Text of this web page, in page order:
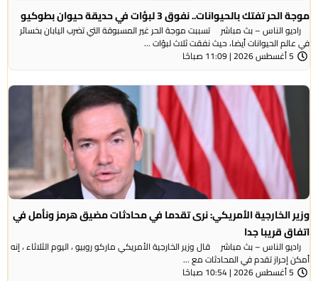
موجة الحر تفتك بالحيوانات.. نفوق 3 لبؤات في حديقة حيوان بطوكيو
راديو الناس – بث مباشر تسببت موجة الحر غير المسبوقة التي تضرب اليابان بخسائر
في عالم الحيوانات أيضا، حيث نفقت ثلاث لبؤات ...
5 أغسطس 2026 | 11:09 صباحًا
وزير الخارجية الأمريكي: نرى تقدما في محادثات مضيق هرمز ونأمل في
اتفاق قريبا جدا
راديو الناس – بث مباشر قال وزير الخارجية الأمريكي ماركو روبيو ، اليوم الثلاثاء ، إنه
أمكن إحراز تقدم في المحادثات مع ...
5 أغسطس 2026 | 10:54 صباحًا